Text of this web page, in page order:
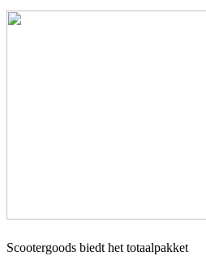
Scootergoods biedt het totaalpakket